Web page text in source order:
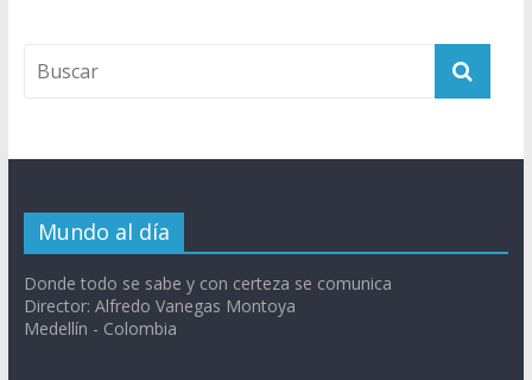
Mundo al día
Donde todo se sabe y con certeza se comunica
Director: Alfredo Vanegas Montoya
Medellín - Colombia